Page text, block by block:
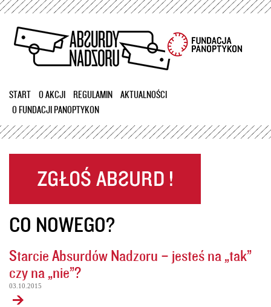
Przejdź
treści
START O AKCJI REGULAMIN
AKTUALNOŚCI
O FUNDACJI PANOPTYKON
CO NOWEGO?
Starcie Absurdów Nadzoru – jesteś na „tak”
czy na „nie”?
03.10.2015